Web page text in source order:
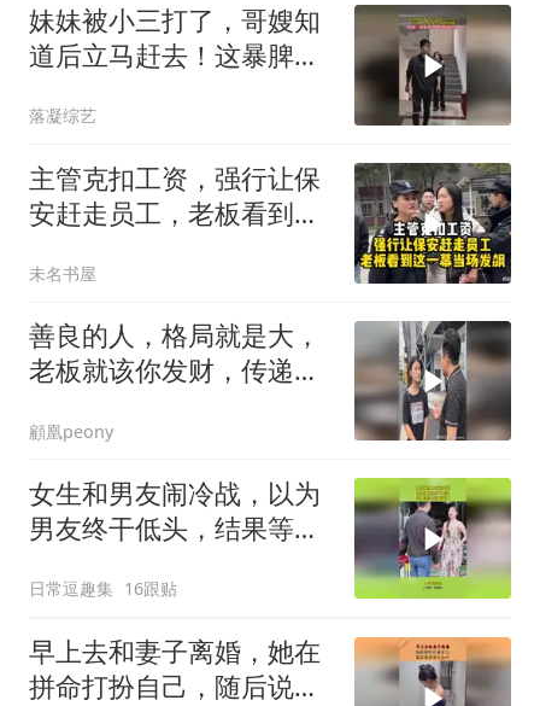
妹妹被小三打了，哥嫂知
道后立马赶去！这暴脾
落凝综艺
主管克扣工资，强行让保
安赶走员工，老板看到这
未名书屋
善良的人，格局就是大，
老板就该你发财，传递正
顧凰peony
女生和男友闹冷战，以为
男友终干低头，结果等来
日常逗趣集 16跟贴
早上去和妻子离婚，她在
拼命打扮自己，随后说的